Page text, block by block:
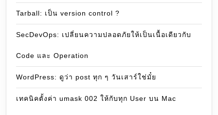
Tarball: เป็น version control ?
SecDevOps: เปลี่ยนความปลอดภัยให้เป็นเนื้อเดียวกับ
Code และ Operation
WordPress: ดูว่า post ทุก ๆ วันเสาร์ใช่มั๋ย
เทคนิคตั้งค่า umask 002 ให้กับทุก User บน Mac